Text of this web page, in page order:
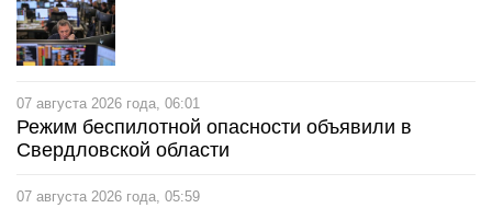
07 августа 2026 года, 06:01
Режим беспилотной опасности объявили в
Свердловской области
07 августа 2026 года, 05:59